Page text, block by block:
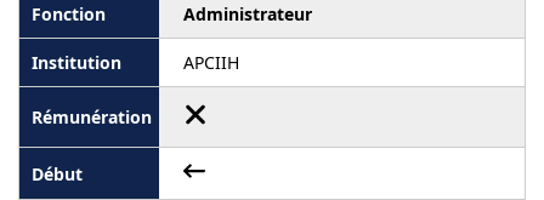
Administrateur
APCIIH